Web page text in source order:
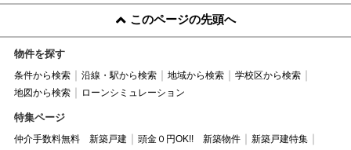
このページの先頭へ
物件を探す
条件から検索 沿線・駅から検索 地域から検索
学校区から検索
地図から検索
ローンシミュレーション
特集ページ
仲介手数料無料 新築戸建 頭金０円OK!! 新築物件
新築戸建特集